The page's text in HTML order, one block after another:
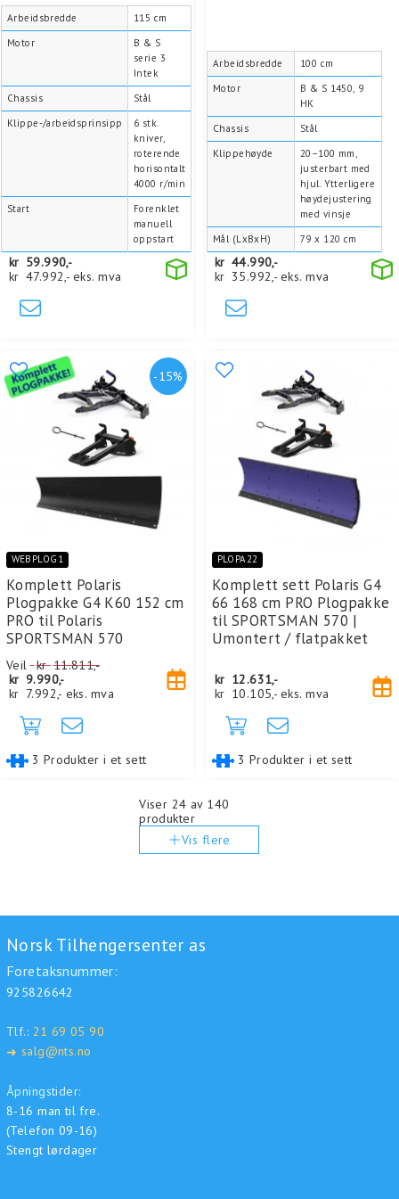
Arbeidsbredde
115 cm
Motor
B & S
serie 3
Intek
Chassis
Stål
Klippe-/arbeidsprinsipp
6 stk.
kniver,
roterende
horisontalt
4000 r/min
Start
Forenklet
manuell
oppstart
kr 59.990,-
kr 47.992,- eks. mva
Arbeidsbredde
100 cm
Motor
B & S 1450, 9
HK
Chassis
Stål
Klippehøyde
20–100 mm,
justerbart med
hjul. Ytterligere
høydejustering
med vinsje
Mål (LxBxH)
79 x 120 cm
kr 44.990,-
kr 35.992,- eks. mva
-15%
WEBPLOG1
Komplett Polaris
Plogpakke G4 K60 152 cm
PRO til Polaris
SPORTSMAN 570
Veil kr11.811,-
kr 9.990,-
kr 7.992,- eks. mva
3 Produkter i et sett
PLOPA22
Komplett sett Polaris G4
66 168 cm PRO Plogpakke
til SPORTSMAN 570 |
Umontert / flatpakket
kr 12.631,-
kr 10.105,- eks. mva
3 Produkter i et sett
Viser 24 av 140
produkter
Vis flere
Norsk Tilhengersenter as
Foretaksnummer:
925826642
Tlf.: 21 69 05 90
➜ salg@nts.no
Åpningstider:
8-16 man til fre.
(Telefon 09-16)
Stengt lørdager